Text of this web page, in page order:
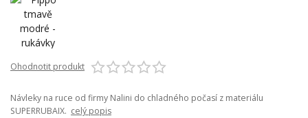
Ohodnotit produkt
Návleky na ruce od firmy Nalini do chladného počasí z materiálu
SUPERRUBAIX. celý popis